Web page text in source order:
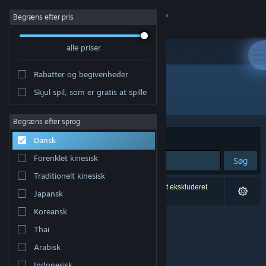
Log på
Om
Support
Skift sprog
Hent Steam-mobilappen
Vis desktop-webside
Begræns efter pris
alle priser
Rabatter og begivenheder
Skjul spil, som er gratis at spille
Begræns efter sprog
Dansk
Forenklet kinesisk
Traditionelt kinesisk
Japansk
Koreansk
Thai
Arabisk
Udgiver: LIGA
Sorter efter Relevans
Søg
0 resultater matcher din søgning. 2 titler er blevet ekskluderet
baseret på dine præferencer.